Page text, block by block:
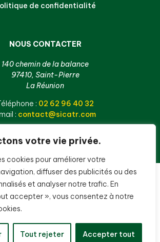
votre vie privée.
cookies pour améliorer votre
diffuser des publicités ou des
et analyser notre trafic. En
accepter », vous consentez à notre
Tout rejeter Accepter tout
de confidentialité
NOUS CONTACTER
140 chemin de la balance
97410, Saint-Pierre
La Réunion
: 02 62 96 40 32
: contact@sicatr.com